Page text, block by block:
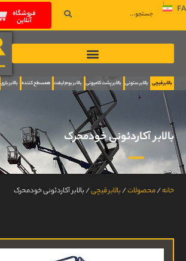
FA فروشگاه
آنلاین
بالابر قیچی بالابر ستونی بالابر پشت کامیونی بالابر بوم لیفت همسطح کننده بالابر باری
بالابر آکاردئونی خودمحرک
خانه/محصولات/بالابر قیچی/بالابر آکاردئونی خودمحرک